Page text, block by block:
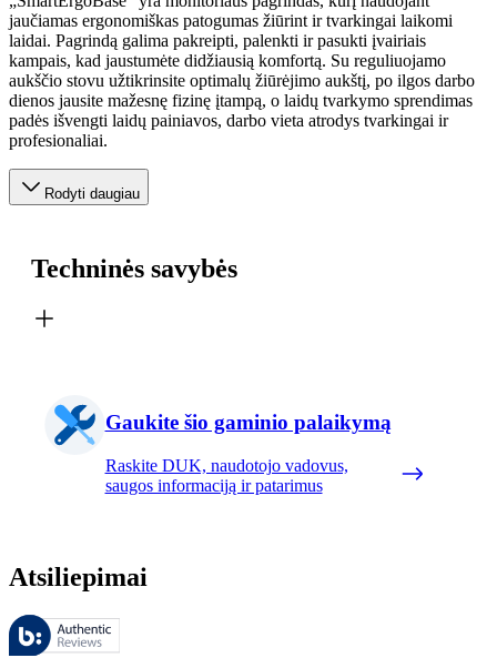
jaučiamas ergonomiškas patogumas žiūrint ir tvarkingai laikomi
laidai. Pagrindą galima pakreipti, palenkti ir pasukti įvairiais
kampais, kad jaustumėte didžiausią komfortą. Su reguliuojamo
aukščio stovu užtikrinsite optimalų žiūrėjimo aukštį, po ilgos darbo
dienos jausite mažesnę fizinę įtampą, o laidų tvarkymo sprendimas
padės išvengti laidų painiavos, darbo vieta atrodys tvarkingai ir
profesionaliai.
Rodyti daugiau
Techninės savybės
Gaukite šio gaminio palaikymą
Raskite DUK, naudotojo vadovus,
saugos informaciją ir patarimus
Atsiliepimai
Šiuos atsiliepimus tvarko „Bazaarvoice“ ir jie atitinka